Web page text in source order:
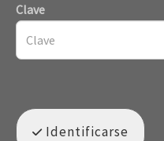
Clave
Identificarse